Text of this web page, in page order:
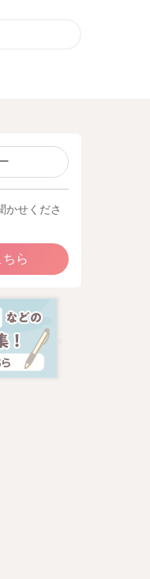
かせくださ
ら